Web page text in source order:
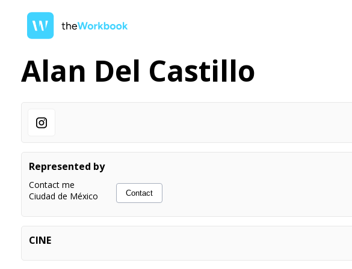
Alan Del Castillo
Represented by
Contact me
Ciudad de México
Contact
CINE
El imperio del fracaso | Postproducción Dir. Luis Bárcenas | Largometraje